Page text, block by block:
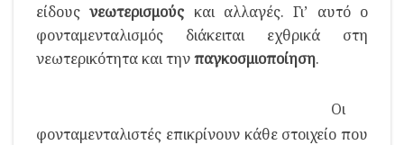
είδουςνεωτερισμούς και αλλαγές. Γι’ αυτό ο
φονταμενταλισμός διάκειται εχθρικά στη
νεωτερικότητα και τηνπαγκοσμιοποίηση.
Οι
φονταμενταλιστές επικρίνουν κάθε στοιχείο που